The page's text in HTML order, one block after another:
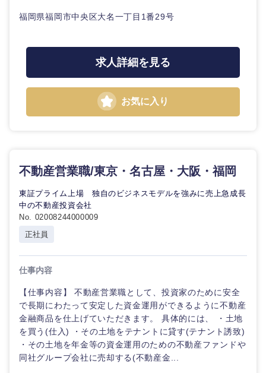
沖縄県
海外
福岡県福岡市中央区大名一丁目1番29号
求人詳細を見る
お気に入り
不動産営業職/東京・名古屋・大阪・福岡
東証プライム上場 独自のビジネスモデルを強みに売上急成長
中の不動産投資会社
No. 02008244000009
正社員
仕事内容
【仕事内容】 不動産営業職として、投資家のために安全
で長期にわたって安定した資金運用ができるように不動産
金融商品を仕上げていただきます。 具体的には、 ・土地
を買う(仕入) ・その土地をテナントに貸す(テナント誘致)
・その土地を年金等の資金運用のための不動産ファンドや
同社グループ会社に売却する(不動産金...